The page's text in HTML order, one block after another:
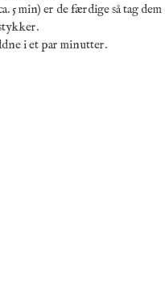
5 min) er de færdige så tag
i et par minutter.